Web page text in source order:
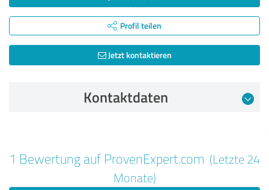
Profil teilen
Jetzt kontaktieren
Kontaktdaten
Bewertung vom 20.02.2025
1 Bewertung auf ProvenExpert.com (Letzte 24
Monate)